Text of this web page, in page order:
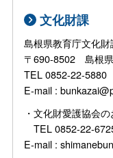
文化財課
島根県教育庁文化財
〒690-8502 島根県
TEL 0852-22-
E-mail :
・文化財愛護協会の
TEL 0852-22-
E-mail :